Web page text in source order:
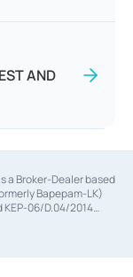
AND
a Broker-Dealer based
Bapepam-LK)
KEP-06/D.04/2014
based on the
12/PM/PEE/1997